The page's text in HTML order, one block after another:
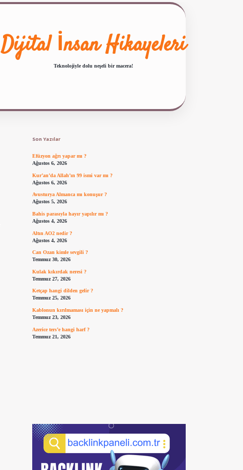
Dijital İnsan Hikayeleri
Teknolojiyle dolu neşeli bir macera!
Son Yazılar
Efüzyon ağrı yapar mı ?
Ağustos 6, 2026
Kur’an’da Allah’ın 99 ismi var mı ?
Ağustos 6, 2026
Avusturya Almanca mı konuşur ?
Ağustos 5, 2026
Bahis parasıyla hayır yapılır mı ?
Ağustos 4, 2026
Altın AO2 nedir ?
Ağustos 4, 2026
Can Ozan kimle sevgili ?
Temmuz 30, 2026
Kulak kıkırdak neresi ?
Temmuz 27, 2026
Ketçap hangi dilden gelir ?
Temmuz 25, 2026
Kablonun kırılmaması için ne yapmalı ?
Temmuz 23, 2026
Azerice ters’e hangi harf ?
Temmuz 21, 2026